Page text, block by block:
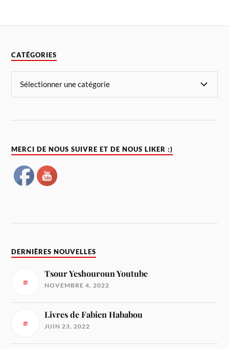
CATÉGORIES
MERCI DE NOUS SUIVRE ET DE NOUS LIKER :)
DERNIÈRES NOUVELLES
Tsour Yeshouroun Youtube
NOVEMBRE 4, 2022
Livres de Fabien Hababou
JUIN 23, 2022